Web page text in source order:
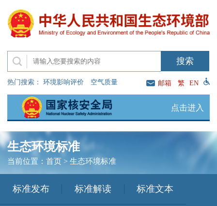
热门搜索： 环境影响评价 空气质量 邮箱 繁 EN
点击进入
生态环境标准
当前位置： 首页> 生态环境标准
标准发布 标准解读 标准文本